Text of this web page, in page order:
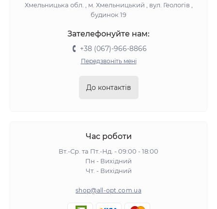
Хмельницька обл. , м. Хмельницький , вул. Геологів ,
будинок 19
Зателефонуйте нам:
+38 (067)-966-8866
Передзвоніть мені
До контактів
Час роботи
Вт.-Ср. та Пт.-Нд. - 09:00 - 18:00
Пн - Вихідний
Чт. - Вихідний
shop@all-opt.com.ua